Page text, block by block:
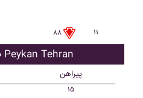
۸۸ ۱۱
بازیکن تعویضی Peykan Tehran
پیراهن
۱۵